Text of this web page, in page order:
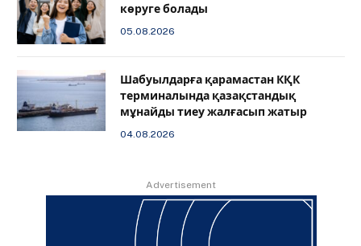
көруге болады
05.08.2026
Шабуылдарға қарамастан КҚК
терминалында қазақстандық
мұнайды тиеу жалғасып жатыр
04.08.2026
Advertisement